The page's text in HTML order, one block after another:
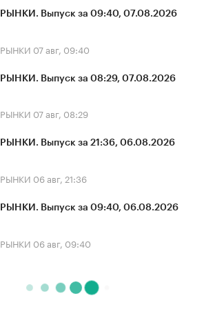
РЫНКИ. Выпуск за 09:40, 07.08.2026
РЫНКИ 07 авг, 09:40
РЫНКИ. Выпуск за 08:29, 07.08.2026
РЫНКИ 07 авг, 08:29
РЫНКИ. Выпуск за 21:36, 06.08.2026
РЫНКИ 06 авг, 21:36
РЫНКИ. Выпуск за 09:40, 06.08.2026
РЫНКИ 06 авг, 09:40